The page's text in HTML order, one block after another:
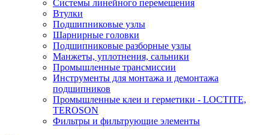
Системы линейного перемещения
Втулки
Подшипниковые узлы
Шарнирные головки
Подшипниковые разборные узлы
Манжеты, уплотнения, сальники
Промышленные трансмиссии
Инструменты для монтажа и демонтажа
подшипников
Промышленные клеи и герметики - LOCTITE,
TEROSON
Фильтры и фильтрующие элементы